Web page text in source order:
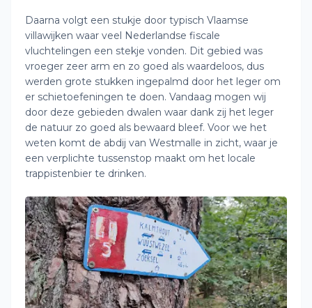
Daarna volgt een stukje door typisch Vlaamse
villawijken waar veel Nederlandse fiscale
vluchtelingen een stekje vonden. Dit gebied was
vroeger zeer arm en zo goed als waardeloos, dus
werden grote stukken ingepalmd door het leger om
er schietoefeningen te doen. Vandaag mogen wij
door deze gebieden dwalen waar dank zij het leger
de natuur zo goed als bewaard bleef. Voor we het
weten komt de abdij van Westmalle in zicht, waar je
een verplichte tussenstop maakt om het locale
trappistenbier te drinken.